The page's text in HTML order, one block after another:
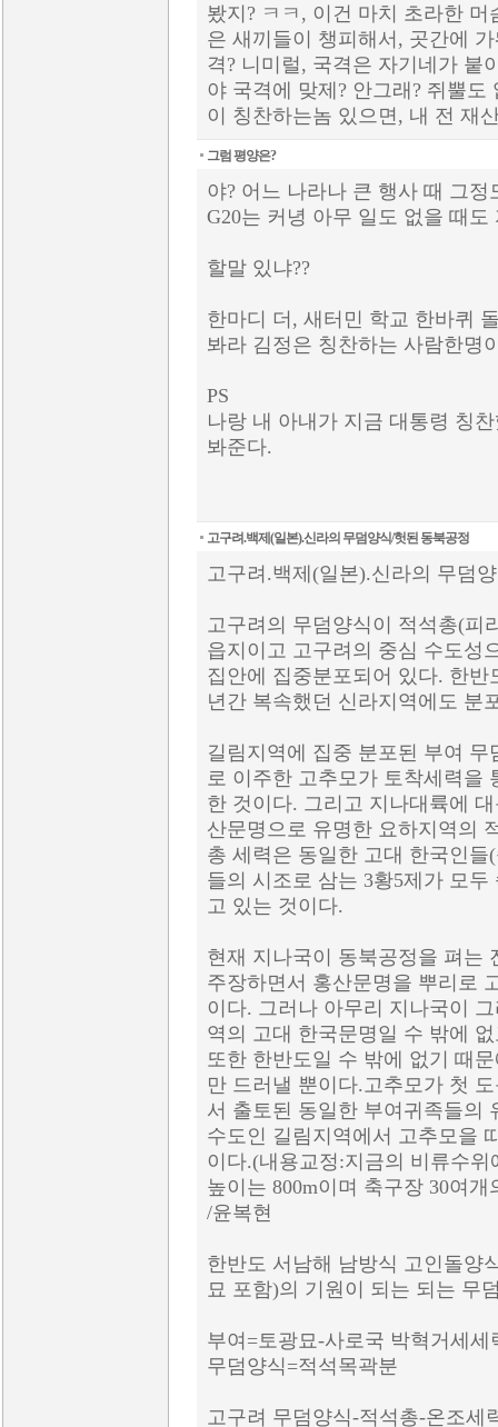
봤지? ㅋㅋ, 이건 마치 초라한
은 새끼들이 챙피해서, 곳간에
격? 니미럴, 국격은 자기네가 붙
야 국격에 맞제? 안그래? 쥐뿔
이 칭찬하는놈 있으면, 내 전 재
그럼 평양은?
야? 어느 나라나 큰 행사 때 그정
G20는 커녕 아무 일도 없을 때
할말 있냐??
한마디 더, 새터민 학교 한바퀴
봐라 김정은 칭찬하는 사람한명
PS
나랑 내 아내가 지금 대통령 칭
봐준다.
고구려.백제(일본).신라의 무덤양식/헛된 동북공정
고구려.백제(일본).신라의 무덤
고구려의 무덤양식이 적석총(피
읍지이고 고구려의 중심 수도성
집안에 집중분포되어 있다. 한
년간 복속했던 신라지역에도 분
길림지역에 집중 분포된 부여
로 이주한 고추모가 토착세력을
한 것이다. 그리고 지나대륙에
산문명으로 유명한 요하지역의
총 세력은 동일한 고대 한국인
들의 시조로 삼는 3황5제가 모
고 있는 것이다.
현재 지나국이 동북공정을 펴는
주장하면서 홍산문명을 뿌리로
이다. 그러나 아무리 지나국이
역의 고대 한국문명일 수 밖에
또한 한반도일 수 밖에 없기 때
만 드러낼 뿐이다.고추모가 첫
서 출토된 동일한 부여귀족들의
수도인 길림지역에서 고추모을
이다.(내용교정:지금의 비류수
높이는 800m이며 축구장 30여
/윤복현
한반도 서남해 남방식 고인돌양
묘 포함)의 기원이 되는 되는 무
부여=토광묘-사로국 박혁거세
무덤양식=적석목곽분
고구려 무덤양식-적석총-온조세